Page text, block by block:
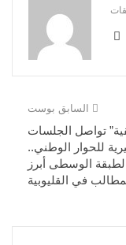
السابق بوست
تواصل الجلسات
للحوار الوطني..
الوسطى أبرز
في القليوبية